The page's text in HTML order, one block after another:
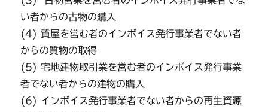
い者からの古物の購入
(4) 質屋を営む者のインボイス発行事業者でない者
からの質物の取得
(5) 宅地建物取引業を営む者のインボイス発行事業
者でない者からの建物の購入
(6) インボイス発行事業者でない者からの再生資源